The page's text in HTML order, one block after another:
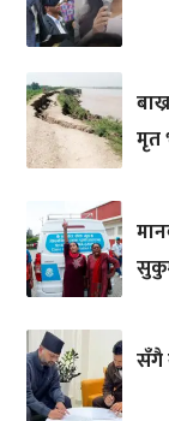
मृत
सँगै